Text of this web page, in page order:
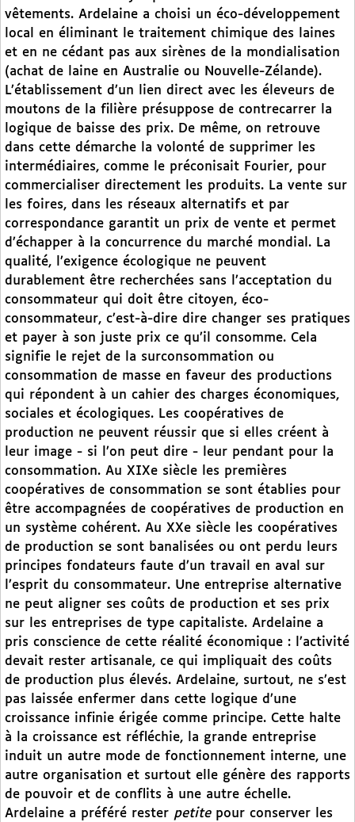
vêtements. Ardelaine a choisi un éco-développement
local en éliminant le traitement chimique des laines
et en ne cédant pas aux sirènes de la mondialisation
(achat de laine en Australie ou Nouvelle-Zélande).
L’établissement d’un lien direct avec les éleveurs de
moutons de la filière présuppose de contrecarrer la
logique de baisse des prix. De même, on retrouve
dans cette démarche la volonté de supprimer les
intermédiaires, comme le préconisait Fourier, pour
commercialiser directement les produits. La vente sur
les foires, dans les réseaux alternatifs et par
correspondance garantit un prix de vente et permet
d’échapper à la concurrence du marché mondial. La
qualité, l’exigence écologique ne peuvent
durablement être recherchées sans l’acceptation du
consommateur qui doit être citoyen, éco-
consommateur, c’est-à-dire dire changer ses pratiques
et payer à son juste prix ce qu’il consomme. Cela
signifie le rejet de la surconsommation ou
consommation de masse en faveur des productions
qui répondent à un cahier des charges économiques,
sociales et écologiques. Les coopératives de
production ne peuvent réussir que si elles créent à
leur image - si l’on peut dire - leur pendant pour la
consommation. Au XIXe siècle les premières
coopératives de consommation se sont établies pour
être accompagnées de coopératives de production en
un système cohérent. Au XXe siècle les coopératives
de production se sont banalisées ou ont perdu leurs
principes fondateurs faute d’un travail en aval sur
l’esprit du consommateur. Une entreprise alternative
ne peut aligner ses coûts de production et ses prix
sur les entreprises de type capitaliste. Ardelaine a
pris conscience de cette réalité économique : l’activité
devait rester artisanale, ce qui impliquait des coûts
de production plus élevés. Ardelaine, surtout, ne s’est
pas laissée enfermer dans cette logique d’une
croissance infinie érigée comme principe. Cette halte
à la croissance est réfléchie, la grande entreprise
induit un autre mode de fonctionnement interne, une
autre organisation et surtout elle génère des rapports
de pouvoir et de conflits à une autre échelle.
Ardelaine a préféré rester petitepour conserver les